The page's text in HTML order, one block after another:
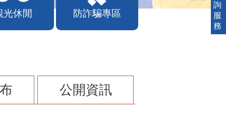
光休閒 防詐騙專區
公開資訊
詢
服
務